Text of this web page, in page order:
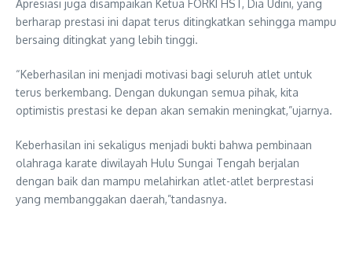
Apresiasi juga disampaikan Ketua FORKI HST, Dia Udini, yang
berharap prestasi ini dapat terus ditingkatkan sehingga mampu
bersaing ditingkat yang lebih tinggi.
“Keberhasilan ini menjadi motivasi bagi seluruh atlet untuk
terus berkembang. Dengan dukungan semua pihak, kita
optimistis prestasi ke depan akan semakin meningkat,”ujarnya.
Keberhasilan ini sekaligus menjadi bukti bahwa pembinaan
olahraga karate diwilayah Hulu Sungai Tengah berjalan
dengan baik dan mampu melahirkan atlet-atlet berprestasi
yang membanggakan daerah,”tandasnya.